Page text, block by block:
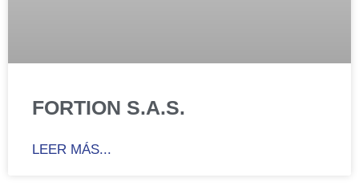
FORTION S.A.S.
LEER MÁS...